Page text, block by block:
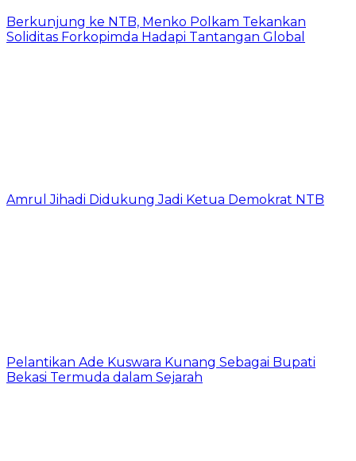
Berkunjung ke NTB, Menko Polkam Tekankan
Soliditas Forkopimda Hadapi Tantangan Global
Amrul Jihadi Didukung Jadi Ketua Demokrat NTB
Pelantikan Ade Kuswara Kunang Sebagai Bupati
Bekasi Termuda dalam Sejarah